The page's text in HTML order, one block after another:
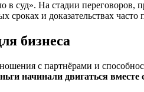
в суд». На стадии переговоров,
и доказательствах
бизнеса
с партнёрами и
начинали двигаться вместе